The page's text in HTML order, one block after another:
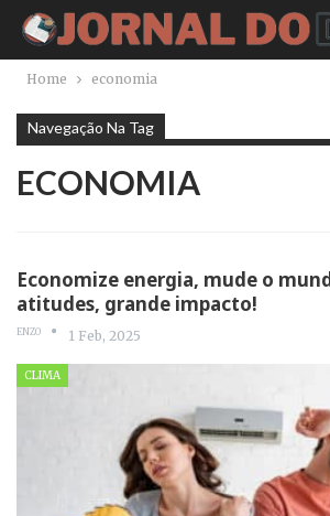
Home economia
Navegação Na Tag
ECONOMIA
Economize energia, mude o
atitudes, grande impacto!
ENZO 1 Feb, 2025
CLIMA